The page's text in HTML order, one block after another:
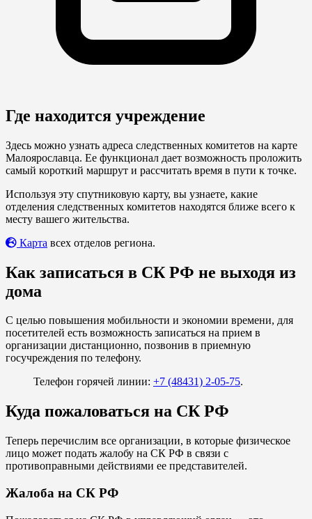
Где находится учреждение
Здесь можно узнать адреса следственных комитетов на карте
Малоярославца. Ее функционал дает возможность проложить
самый короткий маршрут и рассчитать время в пути к точке.
Используя эту спутниковую карту, вы узнаете, какие
отделения следственных комитетов находятся ближе всего к
месту вашего жительства.
Карта всех отделов региона.
Как записаться в СК РФ не выходя из
дома
С целью повышения мобильности и экономии времени, для
посетителей есть возможность записаться на прием в
организации дистанционно, позвонив в приемную
госучреждения по телефону.
Телефон горячей линии: +7 (48431) 2-05-75.
Куда пожаловаться на СК РФ
Теперь перечислим все организации, в которые физическое
лицо может подать жалобу на СК РФ в связи с
противоправными действиями ее представителей.
Жалоба на СК РФ